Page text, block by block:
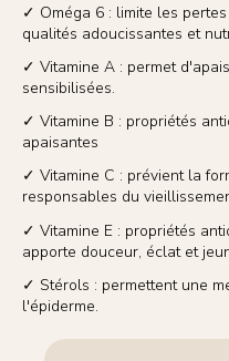
✓ Oméga 6 : limite les
qualités adoucissantes et
✓ Vitamine A : permet
sensibilisées.
✓ Vitamine B : propriétés
apaisantes
✓ Vitamine C : prévient la
responsables du
✓ Vitamine E : propriétés
apporte douceur, éclat et
✓ Stérols : permettent une
l'épiderme.